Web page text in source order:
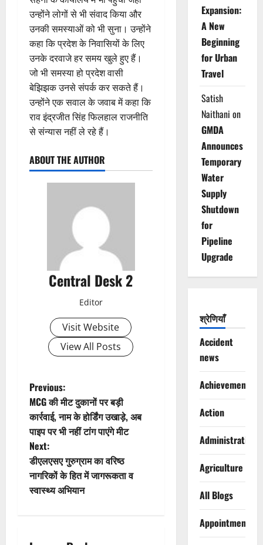
उन्होंने लोगों से भी संवाद किया और
उनकी समस्याओं को भी सुना। उन्होंने
कहा कि प्रदेश के निवासियों के लिए
उनके दरवाजे हर समय खुले हुए हैं।
जो भी समस्या हो प्रदेश वासी
बेझिझक उनसे संपर्क कर सकते हैं।
उन्होंने एक सवाल के जवाब में कहा कि
राव इंद्रजीत सिंह फिलहाल राजनीति
से संन्यास नहीं ले रहे हैं।
ABOUT THE AUTHOR
Central Desk 2
Editor
Visit Website
View All Posts
P
o
s
t
n
v
Previous:
MCG की मीट दुकानों पर बड़ी
कार्रवाई, नाम के होर्डिंग उखाड़े, अब
पाइप पर भी नहीं टांग पाएंगे मीट
Next:
डीएलएसए गुरुग्राम का वरिष्ठ
नागरिकों के हित में जागरूकता व
स्वास्थ्य अभियान
Expansion:
A New
Beginning
for Urban
Travel
Satish
Naithani on
GMDA
Announces
Temporary
Water
Supply
Shutdown
for
Pipeline
Upgrade
श्रेणियाँ
Accident
news
Achievements
Action
Administration
Agriculture
All Blogs
Appointments